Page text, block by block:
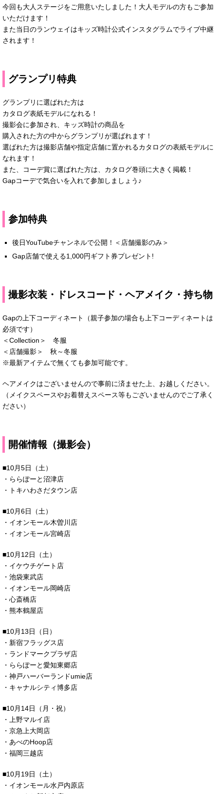
今回も大人ステージをご用意いたしました！大人モデルの方もご参加
いただけます！
また当日のランウェイはキッズ時計公式インスタグラムでライブ中継
されます！
グランプリ特典
グランプリに選ばれた方は
カタログ表紙モデルになれる！
撮影会に参加され、キッズ時計の商品を
購入された方の中からグランプリが選ばれます！
選ばれた方は撮影店舗や指定店舗に置かれるカタログの表紙モデルに
なれます！
また、コーデ賞に選ばれた方は、カタログ巻頭に大きく掲載！
Gapコーデで気合いを入れて参加しましょう♪
参加特典
後日YouTubeチャンネルで公開！＜店舗撮影のみ＞
Gap店舗で使える1,000円ギフト券プレゼント!
撮影衣装・ドレスコード・ヘアメイク・持ち物
Gapの上下コーディネート（親子参加の場合も上下コーディネートは
必須です）
＜Collection＞ 冬服
＜店舗撮影＞ 秋～冬服
※最新アイテムで無くても参加可能です。
ヘアメイクはございませんので事前に済ませた上、お越しください。
（メイクスペースやお着替えスペース等もございませんのでご了承く
ださい）
開催情報（撮影会）
■10月5日（土）
・ららぽーと沼津店
・トキハわさだタウン店
■10月6日（土）
・イオンモール木曽川店
・イオンモール宮崎店
■10月12日（土）
・イケウチゲート店
・池袋東武店
・イオンモール岡崎店
・心斎橋店
・熊本鶴屋店
■10月13日（日）
・新宿フラッグス店
・ランドマークプラザ店
・ららぽーと愛知東郷店
・神戸ハーバーランドumie店
・キャナルシティ博多店
■10月14日（月・祝）
・上野マルイ店
・京急上大岡店
・あべのHoop店
・福岡三越店
■10月19日（土）
・イオンモール水戸内原店